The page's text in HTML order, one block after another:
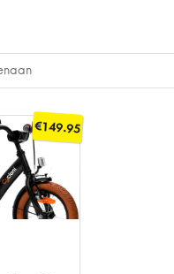
€149.95